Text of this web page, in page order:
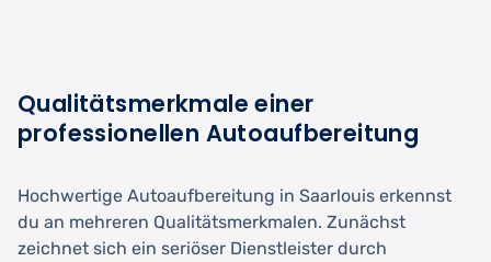
Qualitätsmerkmale einer
professionellen Autoaufbereitung
Hochwertige Autoaufbereitung in Saarlouis erkennst
du an mehreren Qualitätsmerkmalen. Zunächst
zeichnet sich ein seriöser Dienstleister durch